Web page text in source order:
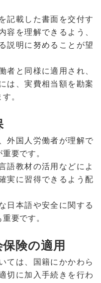
記載した書面を交付す
容を理解できるよう、
説明に努めることが望
者と同様に適用され、
は、実費相当額を勘案
。
外国人労働者が理解で
要です。
語教材の活用などによ
実に習得できるよう配
日本語や安全に関する
要です。
保険の適用
ては、国籍にかかわら
切に加入手続きを行わ